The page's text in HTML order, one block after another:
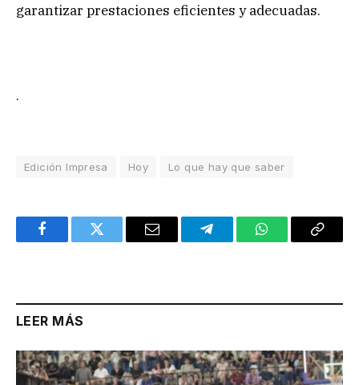
garantizar prestaciones eficientes y adecuadas.
.
Edición Impresa Hoy Lo que hay que saber
FacebookTwitter Email TelegramWhatsAppCopy
LEER MÁS